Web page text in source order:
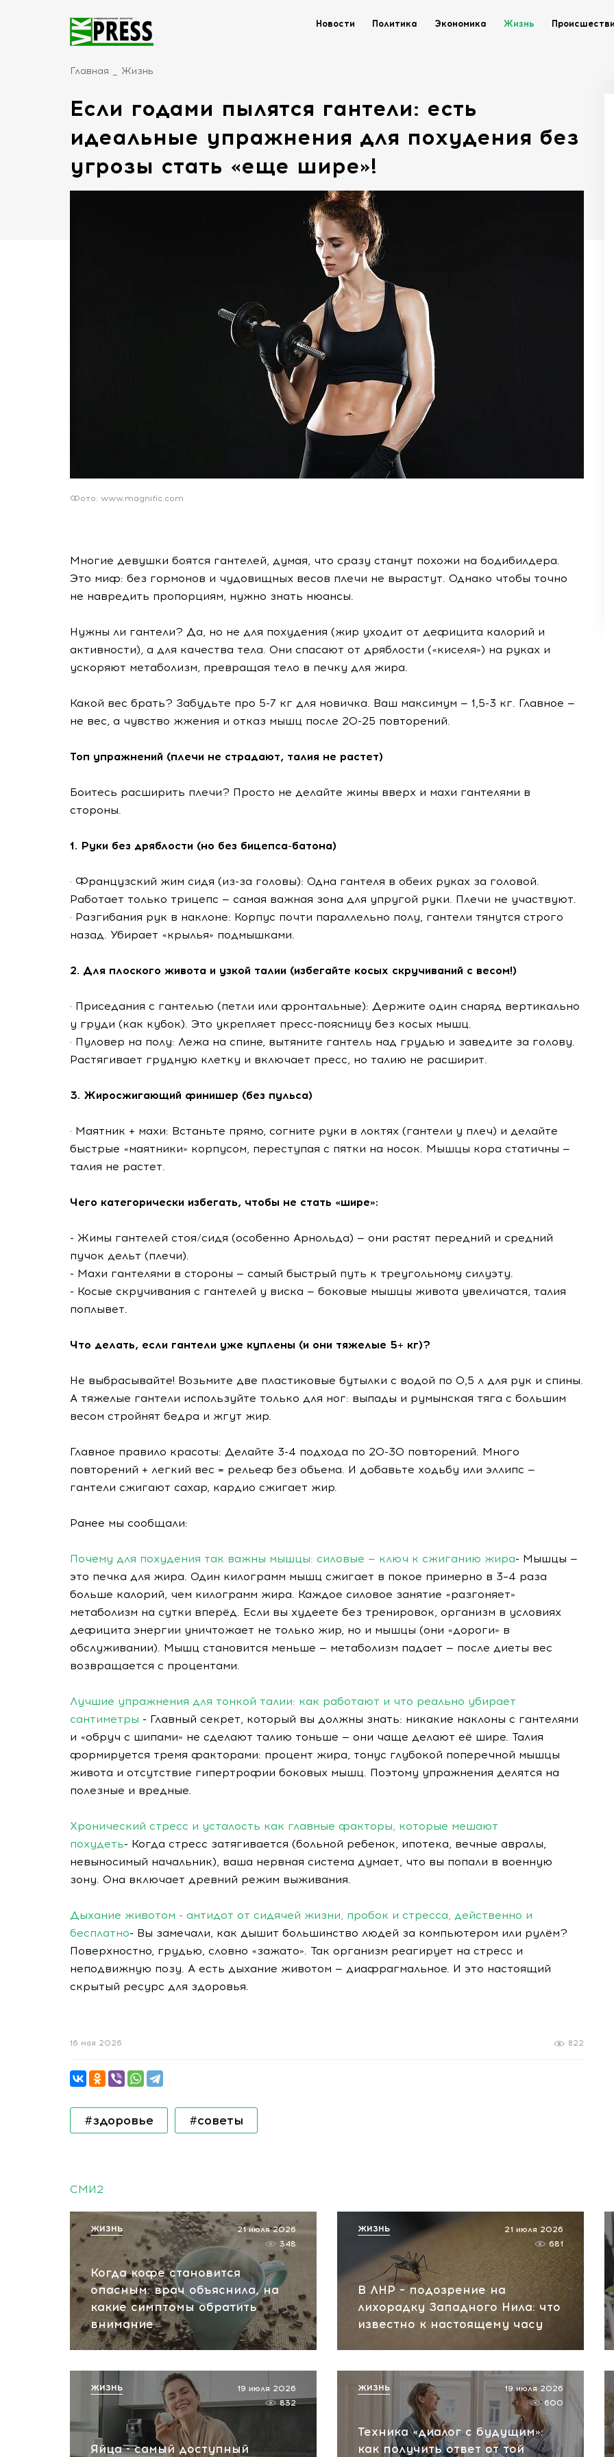
Новости Политика Экономика Жизнь
Главная Жизнь
Если годами пылятся гантели: есть
идеальные упражнения для похудения без
угрозы стать «еще шире»!
Фото: www.magnific.com
Многие девушки боятся гантелей, думая, что сразу станут похожи на бодибилдера.
Это миф: без гормонов и чудовищных весов плечи не вырастут. Однако чтобы точно
не навредить пропорциям, нужно знать нюансы.
Нужны ли гантели? Да, но не для похудения (жир уходит от дефицита калорий и
активности), а для качества тела. Они спасают от дряблости («киселя») на руках и
ускоряют метаболизм, превращая тело в печку для жира.
Какой вес брать? Забудьте про 5-7 кг для новичка. Ваш максимум — 1,5-3 кг. Главное —
не вес, а чувство жжения и отказ мышц после 20-25 повторений.
Топ упражнений (плечи не страдают, талия не растет)
Боитесь расширить плечи? Просто не делайте жимы вверх и махи гантелями в
стороны.
1. Руки без дряблости (но без бицепса-батона)
· Французский жим сидя (из-за головы): Одна гантеля в обеих руках за головой.
Работает только трицепс — самая важная зона для упругой руки. Плечи не участвуют.
· Разгибания рук в наклоне: Корпус почти параллельно полу, гантели тянутся строго
назад. Убирает «крылья» подмышками.
2. Для плоского живота и узкой талии (избегайте косых скручиваний с весом!)
· Приседания с гантелью (петли или фронтальные): Держите один снаряд вертикально
у груди (как кубок). Это укрепляет пресс-поясницу без косых мышц.
· Пуловер на полу: Лежа на спине, вытяните гантель над грудью и заведите за голову.
Растягивает грудную клетку и включает пресс, но талию не расширит.
3. Жиросжигающий финишер (без пульса)
· Маятник + махи: Встаньте прямо, согните руки в локтях (гантели у плеч) и делайте
быстрые «маятники» корпусом, переступая с пятки на носок. Мышцы кора статичны —
талия не растет.
Чего категорически избегать, чтобы не стать «шире»:
- Жимы гантелей стоя/сидя (особенно Арнольда) — они растят передний и средний
пучок дельт (плечи).
- Махи гантелями в стороны — самый быстрый путь к треугольному силуэту.
- Косые скручивания с гантелей у виска — боковые мышцы живота увеличатся, талия
поплывет.
Что делать, если гантели уже куплены (и они тяжелые 5+ кг)?
Не выбрасывайте! Возьмите две пластиковые бутылки с водой по 0,5 л для рук и спины.
А тяжелые гантели используйте только для ног: выпады и румынская тяга с большим
весом стройнят бедра и жгут жир.
Главное правило красоты: Делайте 3-4 подхода по 20-30 повторений. Много
повторений + легкий вес = рельеф без объема. И добавьте ходьбу или эллипс —
гантели сжигают сахар, кардио сжигает жир.
Ранее мы сообщали:
Почему для похудения так важны мышцы: силовые — ключ к сжиганию жира- Мышцы —
это печка для жира. Один килограмм мышц сжигает в покое примерно в 3–4 раза
больше калорий, чем килограмм жира. Каждое силовое занятие «разгоняет»
метаболизм на сутки вперёд. Если вы худеете без тренировок, организм в условиях
дефицита энергии уничтожает не только жир, но и мышцы (они «дороги» в
обслуживании). Мышц становится меньше — метаболизм падает — после диеты вес
возвращается с процентами.
Лучшие упражнения для тонкой талии: как работают и что реально убирает
сантиметры - Главный секрет, который вы должны знать: никакие наклоны с гантелями
и «обруч с шипами» не сделают талию тоньше — они чаще делают её шире. Талия
формируется тремя факторами: процент жира, тонус глубокой поперечной мышцы
живота и отсутствие гипертрофии боковых мышц. Поэтому упражнения делятся на
полезные и вредные.
Хронический стресс и усталость как главные факторы, которые мешают
похудеть- Когда стресс затягивается (больной ребенок, ипотека, вечные авралы,
невыносимый начальник), ваша нервная система думает, что вы попали в военную
зону. Она включает древний режим выживания.
Дыхание животом - антидот от сидячей жизни, пробок и стресса, действенно и
бесплатно- Вы замечали, как дышит большинство людей за компьютером или рулём?
Поверхностно, грудью, словно «зажато». Так организм реагирует на стресс и
неподвижную позу. А есть дыхание животом — диафрагмальное. И это настоящий
скрытый ресурс для здоровья.
822
16 мая 2026
#здоровье #советы
СМИ2
Когда кофе становится
опасным: врач объяснила, на
какие симптомы обратить
внимание
21 июля 2026
348
ЖИЗНЬ
В ЛНР – подозрение на
лихорадку Западного Нила: что
известно к настоящему часу
21 июля 2026
681
ЖИЗНЬ
Яйца - самый доступный
19 июля 2026
832
ЖИЗНЬ
Техника «диалог с будущим»:
как получить ответ от той
19 июля 2026
600
ЖИЗНЬ